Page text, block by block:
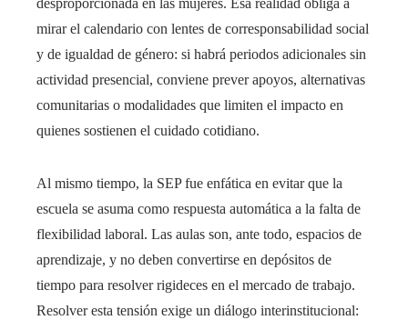
desproporcionada en las mujeres. Esa realidad obliga a
mirar el calendario con lentes de corresponsabilidad social
y de igualdad de género: si habrá periodos adicionales sin
actividad presencial, conviene prever apoyos, alternativas
comunitarias o modalidades que limiten el impacto en
quienes sostienen el cuidado cotidiano.
Al mismo tiempo, la SEP fue enfática en evitar que la
escuela se asuma como respuesta automática a la falta de
flexibilidad laboral. Las aulas son, ante todo, espacios de
aprendizaje, y no deben convertirse en depósitos de
tiempo para resolver rigideces en el mercado de trabajo.
Resolver esta tensión exige un diálogo interinstitucional: